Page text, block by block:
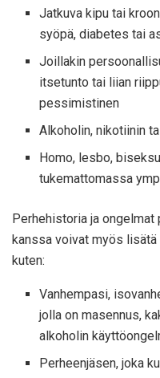
Jatkuva kipu tai
syöpä, diabetes tai
Joillakin
itsetunto tai liian
pessimistinen
Alkoholin, nikotiinin
Homo, lesbo,
tukemattomassa
Perhehistoria ja
kanssa voivat myös
​​kuten:
Vanhempasi,
jolla on masennus,
alkoholin
Perheenjäsen, joka